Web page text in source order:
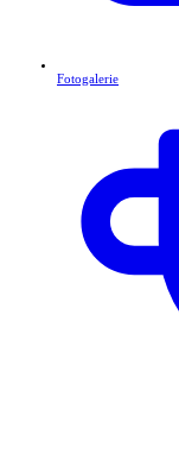
Fotogalerie